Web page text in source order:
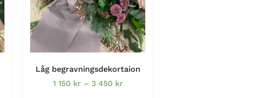
Låg begravningsdekortaion
1 150 kr – 3 450 kr